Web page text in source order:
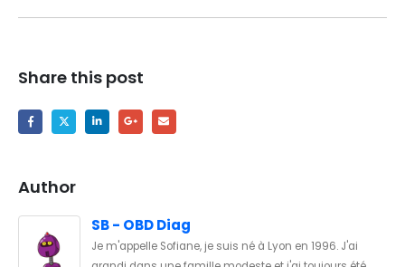
Share this post
Author
SB - OBD Diag
Je m'appelle Sofiane, je suis né à Lyon en 1996. J'ai